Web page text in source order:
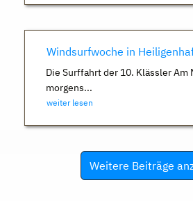
Windsurfwoche in
Die Surffahrt der 10. Klässler Am
morgens...
weiter lesen
Weitere Beiträge